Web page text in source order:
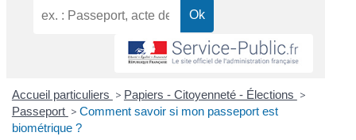
Accueil particuliers > Papiers - Citoyenneté - Élections >
Passeport > Comment savoir si mon passeport est
biométrique ?